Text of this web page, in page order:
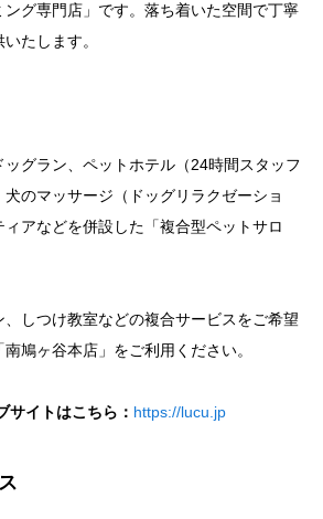
ング専門店」です。落ち着いた空間で丁寧
たします。
ッグラン、ペットホテル（24時間スタッフ
のマッサージ（ドッグリラクゼーショ
アなどを併設した「複合型ペットサロ
しつけ教室などの複合サービスをご希望
鳩ヶ谷本店」をご利用ください。
サイトはこちら： https://lucu.jp